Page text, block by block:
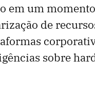
em um
de
sobre